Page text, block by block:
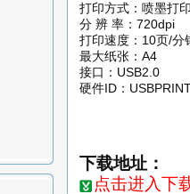
打印方式：喷墨打
分 辨 率：720dpi
打印速度：10页/分
最大纸张：A4
接口：USB2.0
硬件ID：
下载地址：
点击进入下